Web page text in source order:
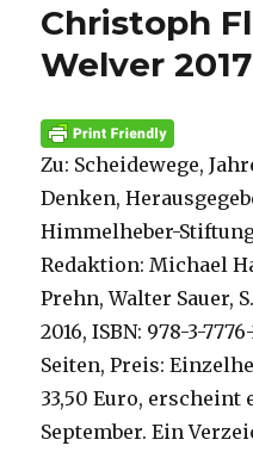
Christoph
Welver 2017
Zu: Scheidewege,
Denken,
Himmelheber-
Redaktion: Michael
Prehn, Walter Sauer,
2016, ISBN: 978-3-
Seiten, Preis:
33,50 Euro,
September. Ein